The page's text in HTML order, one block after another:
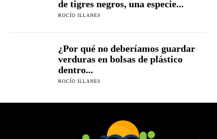
de tigres negros, una especie...
ROCÍO ILLANES
¿Por qué no deberíamos guardar
verduras en bolsas de plástico
dentro...
ROCÍO ILLANES